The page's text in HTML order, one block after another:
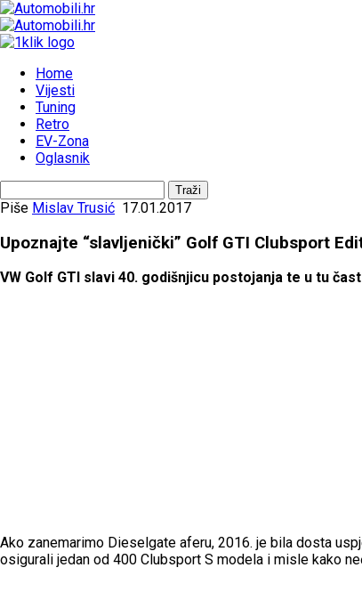
Home
Vijesti
Tuning
Retro
EV-Zona
Oglasnik
Piše Mislav Trusić 17.01.2017
Upoznajte “slavljenički” Golf GTI Clubsport
VW Golf GTI slavi 40. godišnjicu postojanja te u tu
Ako zanemarimo Dieselgate aferu, 2016. je bila dosta
osigurali jedan od 400 Clubsport S modela i misle kako